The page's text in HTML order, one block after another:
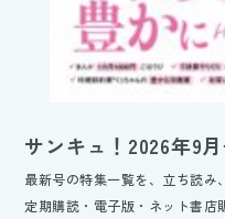
サンキュ！2026年9
最新号の特集一覧を、立ち読み
定期購読・電子版・ネット書店